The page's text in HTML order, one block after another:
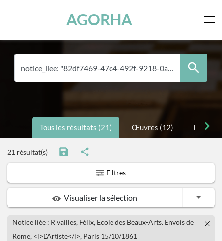
AGORHA
Tous les résultats (21) Œuvres (12)
21 résultat(s)
Filtres
Visualiser la sélection Toggle
Notice liée : Rivailles, Félix, Ecole des Beaux-Arts. Envois de
Rome, <i>L'Artiste</i>, Paris 15/10/1861